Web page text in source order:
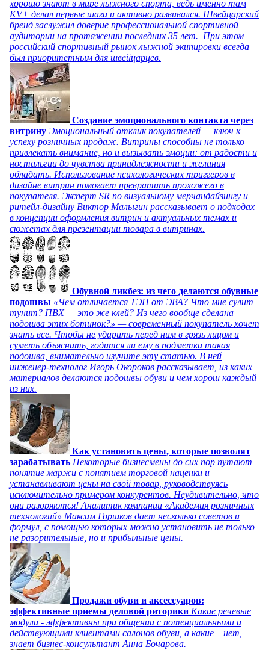
хорошо знают в мире лыжного спорта, ведь именно там
KV+ делал первые шаги и активно развивался. Швейцарский
бренд заслужил доверие профессиональной спортивной
аудитории на протяжении последних 35 лет. При этом
российский спортивный рынок лыжной экипировки всегда
был приоритетным для швейцарцев.
Создание эмоционального контакта через
витрину Эмоциональный отклик покупателей — ключ к
успеху розничных продаж. Витрины способны не только
привлекать внимание, но и вызывать эмоции: от радости и
ностальгии до чувства принадлежности и желания
обладать. Использование психологических триггеров в
дизайне витрин помогает превратить прохожего в
покупателя. Эксперт SR по визуальному мерчандайзингу и
ритейл-дизайну Виктор Малыгин рассказывает о подходах
в концепции оформления витрин и актуальных темах и
сюжетах для презентации товара в витринах.
Обувной ликбез: из чего делаются обувные
подошвы «Чем отличается ТЭП от ЭВА? Что мне сулит
тунит? ПВХ — это же клей? Из чего вообще сделана
подошва этих ботинок?» — современный покупатель хочет
знать все. Чтобы не ударить перед ним в грязь лицом и
суметь объяснить, годится ли ему в подметки такая
подошва, внимательно изучите эту статью. В ней
инженер-технолог Игорь Окороков рассказывает, из каких
материалов делаются подошвы обуви и чем хорош каждый
из них.
Как установить цены, которые позволят
зарабатывать Некоторые бизнесмены до сих пор путают
понятие маржи с понятием торговой наценки и
устанавливают цены на свой товар, руководствуясь
исключительно примером конкурентов. Неудивительно, что
они разоряются! Аналитик компании «Академия розничных
технологий» Максим Горшков дает несколько советов и
формул, с помощью которых можно установить не только
не разорительные, но и прибыльные цены.
Продажи обуви и аксессуаров:
эффективные приемы деловой риторики Какие речевые
модули - эффективны при общении с потенциальными и
действующими клиентами салонов обуви, а какие – нет,
знает бизнес-консультант Анна Бочарова.